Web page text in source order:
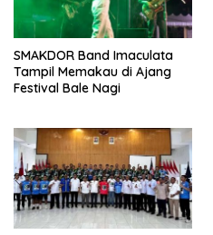
SMAKDOR Band Imaculata
Tampil Memakau di Ajang
Festival Bale Nagi